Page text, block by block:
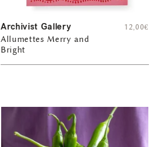
Archivist Gallery
Allumettes Merry and
Bright
12,00€